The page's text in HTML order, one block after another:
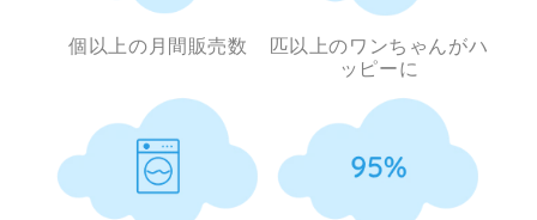
個以上の月間販売数
匹以上のワンちゃんがハ
ッピーに